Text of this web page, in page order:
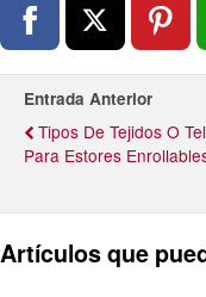
Entrada Anterior
Tipos De Tejidos O
Para Estores
Artículos que